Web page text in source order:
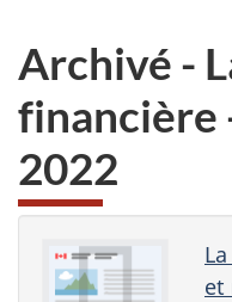
Archivé -
financière
2022
et